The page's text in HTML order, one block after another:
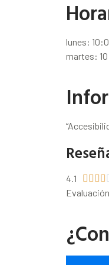
lunes:
martes:
4.1    